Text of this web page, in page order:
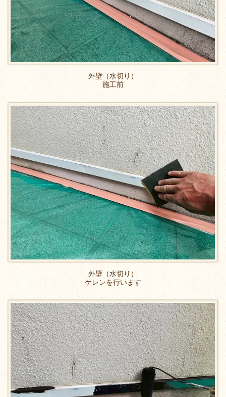
外壁（水切り）
施工前
外壁（水切り）
ケレンを行います